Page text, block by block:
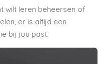
wilt leren beheersen of
er is altijd een
bij jou past.